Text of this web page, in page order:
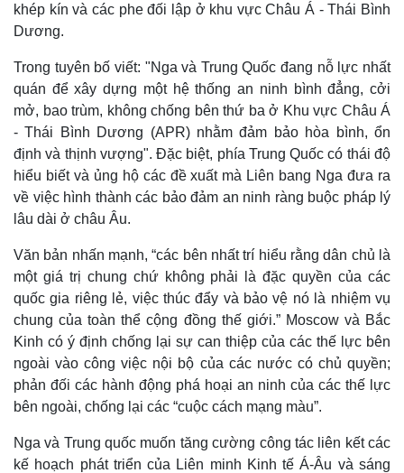
Thế giới
Quan sát
Cuộc sống đó đây
Hồ sơ
Multimedia
Video
Ảnh
E-Magazine
Infographic
khép kín và các phe đối lập ở khu vực Châu Á - Thái Bình
Dương.
Trong tuyên bố viết: "Nga và Trung Quốc đang nỗ lực nhất
quán để xây dựng một hệ thống an ninh bình đẳng, cởi
mở, bao trùm, không chống bên thứ ba ở Khu vực Châu Á
- Thái Bình Dương (APR) nhằm đảm bảo hòa bình, ổn
định và thịnh vượng". Đặc biệt, phía Trung Quốc có thái độ
hiểu biết và ủng hộ các đề xuất mà Liên bang Nga đưa ra
về việc hình thành các bảo đảm an ninh ràng buộc pháp lý
lâu dài ở châu Âu.
Văn bản nhấn mạnh, “các bên nhất trí hiểu rằng dân chủ là
một giá trị chung chứ không phải là đặc quyền của các
quốc gia riêng lẻ, việc thúc đẩy và bảo vệ nó là nhiệm vụ
chung của toàn thể cộng đồng thế giới.” Moscow và Bắc
Kinh có ý định chống lại sự can thiệp của các thế lực bên
ngoài vào công việc nội bộ của các nước có chủ quyền;
phản đối các hành động phá hoại an ninh của các thế lực
bên ngoài, chống lại các “cuộc cách mạng màu”.
Nga và Trung quốc muốn tăng cường công tác liên kết các
kế hoạch phát triển của Liên minh Kinh tế Á-Âu và sáng